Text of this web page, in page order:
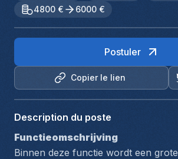
4800 €
6000 €
Copier le lien
Postuler
Description du poste
Functieomschrijving
Binnen deze functie wordt een grote